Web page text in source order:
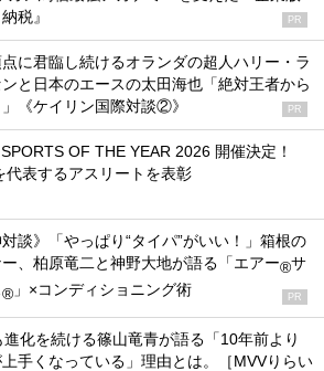
税』
PR
に君臨し続けるオランダの超人ハリー・ラ
と日本のエースの太田海也「絶対王者から
《ケイリン国際対談②》
PR
OF THE YEAR 2026 開催決定！
代表するアスリートを表彰
対談》「やっぱり“タイパ”がいい！」箱根の
、柏原竜二と神野大地が語る「エアー®サ
® 」×コンディショニング術 PR
化を続ける篠山竜青が語る「10年前より
手くなっている」理由とは。［MVVりらい